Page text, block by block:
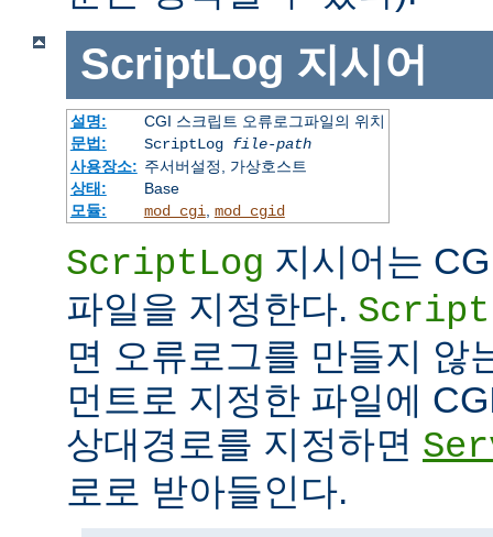
ScriptLog 지시어
설명:
CGI 스크립트 오류로그파일의 위치
문법:
ScriptLog file-path
사용장소: 주서버설정, 가상호스트
상태:
Base
모듈:
mod_cgi mod_cgid
ScriptLog 지시어는
파일을 지정한다.
면 오류로그를 만들지 않
먼트로 지정한 파일에
상대경로를 지정하면
로로 받아들인다.